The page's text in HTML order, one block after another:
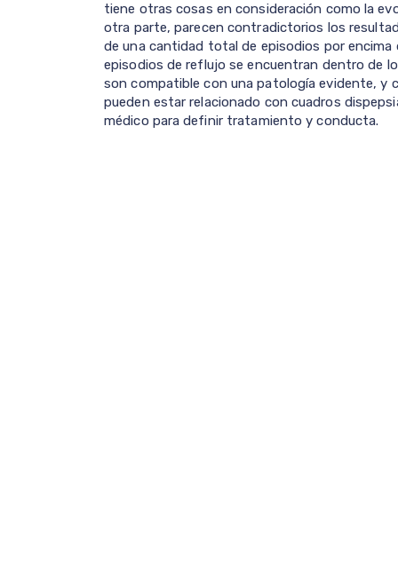
tiene otras cosas en consideración como la
otra parte, parecen contradictorios los
de una cantidad total de episodios por
episodios de reflujo se encuentran dentro de
son compatible con una patología evidente, y
pueden estar relacionado con cuadros
médico para definir tratamiento y conducta.